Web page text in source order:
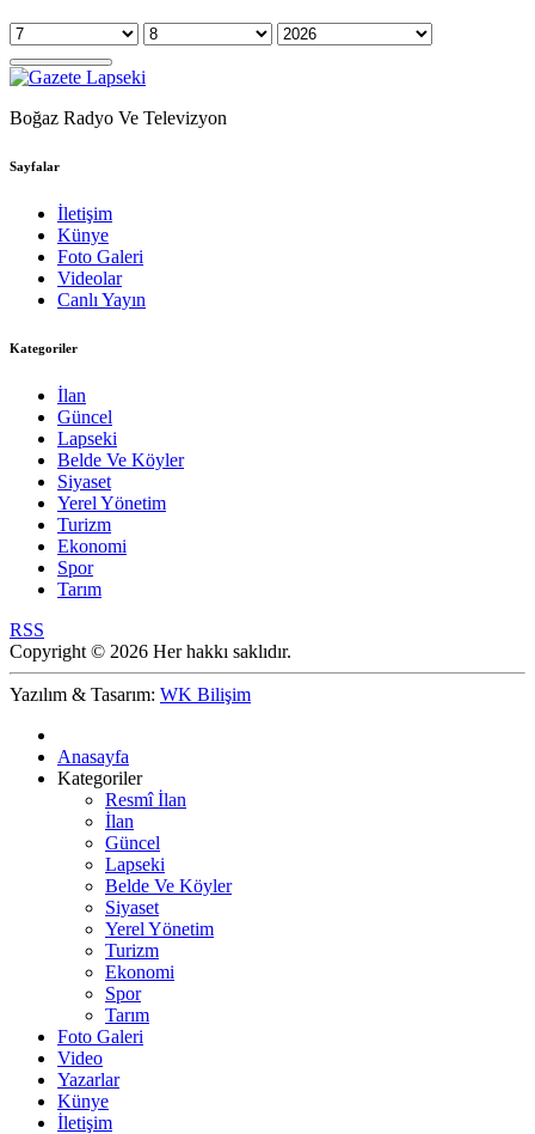
Boğaz Radyo Ve Televizyon
Sayfalar
İletişim
Künye
Foto Galeri
Videolar
Canlı Yayın
Kategoriler
İlan
Güncel
Lapseki
Belde Ve Köyler
Siyaset
Yerel Yönetim
Turizm
Ekonomi
Spor
Tarım
RSS
Copyright © 2026 Her hakkı saklıdır.
Yazılım & Tasarım: WK Bilişim
Anasayfa
Kategoriler
Resmî İlan
İlan
Güncel
Lapseki
Belde Ve Köyler
Siyaset
Yerel Yönetim
Turizm
Ekonomi
Spor
Tarım
Foto Galeri
Video
Yazarlar
Künye
İletişim